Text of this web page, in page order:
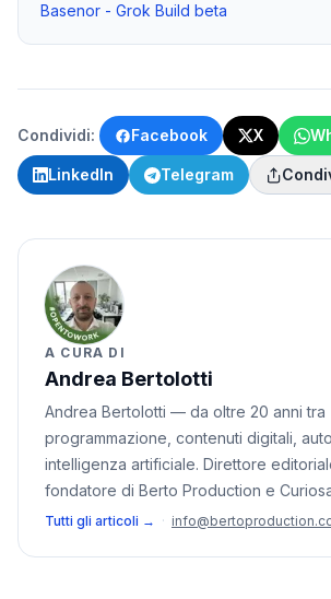
Basenor - Grok Build beta
Condividi: Facebook X
LinkedIn Telegram
A CURA DI
Andrea Bertolotti
Andrea Bertolotti — da oltre 20 anni tra
programmazione, contenuti digitali,
intelligenza artificiale. Direttore
fondatore di Berto Production e
Tutti gli articoli → ·